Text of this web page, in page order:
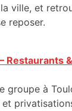
ville, et
reposer.
Restaurants
groupe à